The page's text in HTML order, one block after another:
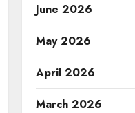
June 2026
May 2026
April 2026
March 2026